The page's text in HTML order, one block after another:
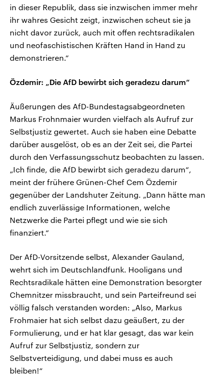
in dieser Republik, dass sie inzwischen immer mehr
ihr wahres Gesicht zeigt, inzwischen scheut sie ja
nicht davor zurück, auch mit offen rechtsradikalen
und neofaschistischen Kräften Hand in Hand zu
demonstrieren.“
Özdemir: „Die AfD bewirbt sich geradezu darum“
Äußerungen des AfD-Bundestagsabgeordneten
Markus Frohnmaier wurden vielfach als Aufruf zur
Selbstjustiz gewertet. Auch sie haben eine Debatte
darüber ausgelöst, ob es an der Zeit sei, die Partei
durch den Verfassungsschutz beobachten zu lassen.
„Ich finde, die AfD bewirbt sich geradezu darum“,
meint der frühere Grünen-Chef Cem Özdemir
gegenüber der Landshuter Zeitung. „Dann hätte man
endlich zuverlässige Informationen, welche
Netzwerke die Partei pflegt und wie sie sich
finanziert.“
Der AfD-Vorsitzende selbst, Alexander Gauland,
wehrt sich im Deutschlandfunk. Hooligans und
Rechtsradikale hätten eine Demonstration besorgter
Chemnitzer missbraucht, und sein Parteifreund sei
völlig falsch verstanden worden: „Also, Markus
Frohmaier hat sich selbst dazu geäußert, zu der
Formulierung, und er hat klar gesagt, das war kein
Aufruf zur Selbstjustiz, sondern zur
Selbstverteidigung, und dabei muss es auch
bleiben!“